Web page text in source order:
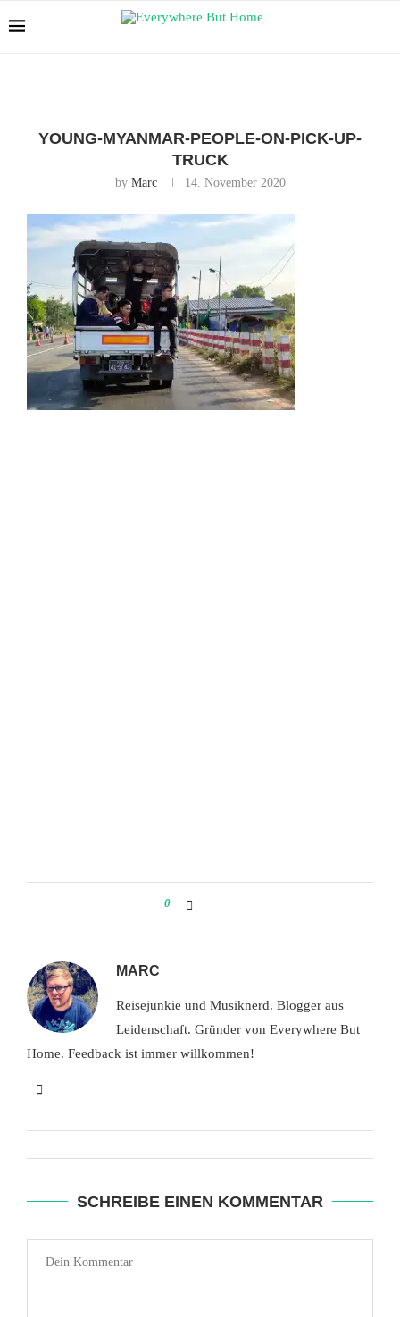
YOUNG-MYANMAR-PEOPLE-ON-PICK-UP-
TRUCK
by Marc 14. November 2020
0
MARC
Reisejunkie und Musiknerd. Blogger aus
Leidenschaft. Gründer von Everywhere But
Home. Feedback ist immer willkommen!
SCHREIBE EINEN KOMMENTAR